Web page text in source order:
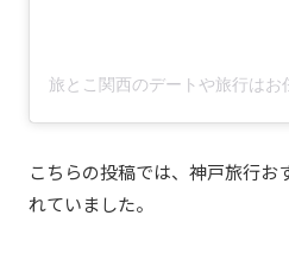
こちらの投稿では、神戸旅行お
れていました。